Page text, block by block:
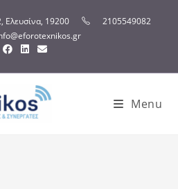
Ελευσίνα, 19200
2105549082
Menu